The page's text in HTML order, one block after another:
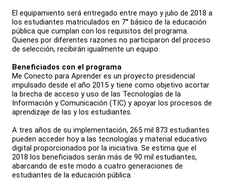
El equipamiento será entregado entre mayo y julio de 2018 a
los estudiantes matriculados en 7° básico de la educación
pública que cumplan con los requisitos del programa.
Quienes por diferentes razones no participaron del proceso
de selección, recibirán igualmente un equipo.
Beneficiados con el programa
Me Conecto para Aprender es un proyecto presidencial
impulsado desde el año 2015 y tiene como objetivo acortar
la brecha de acceso y uso de las Tecnologías de la
Información y Comunicación (TIC) y apoyar los procesos de
aprendizaje de las y los estudiantes.
A tres años de su implementación, 265 mil 873 estudiantes
pueden acceder hoy a las tecnologías y material educativo
digital proporcionados por la iniciativa. Se estima que el
2018 los beneficiados serán más de 90 mil estudiantes,
abarcando de este modo a cuatro generaciones de
estudiantes de la educación pública.